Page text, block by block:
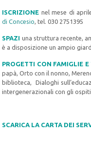
ISCRIZIONE nel mese di
di Concesio, tel. 030 2751395
SPAZI una struttura recente,
è a disposizione un ampio
PROGETTI CON FAMIGLIE E
papà, Orto con il nonno,
biblioteca, Dialoghi
intergenerazionali con gli
SCARICA LA CARTA DEI